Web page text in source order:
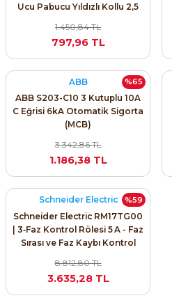
Ucu Pabucu Yıldızlı Kollu 2,5
1.450,84 TL
797,96 TL
%65
ABB
ABB S203-C10 3 Kutuplu 10A
C Eğrisi 6kA Otomatik Sigorta
(MCB)
3.342,86 TL
1.186,38 TL
%59
Schneider Electric
Schneider Electric RM17TG00
| 3‑Faz Kontrol Rölesi 5 A - Faz
Sırası ve Faz Kaybı Kontrol
8.812,80 TL
3.635,28 TL